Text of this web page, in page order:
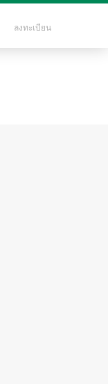
ลงทะเบียน